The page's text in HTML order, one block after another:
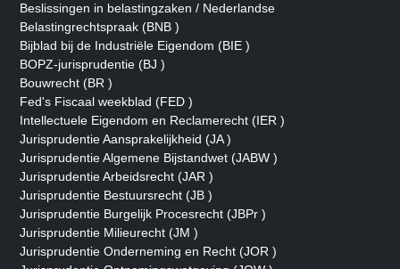
Beslissingen in belastingzaken / Nederlandse
Belastingrechtspraak (BNB )
Bijblad bij de Industriële Eigendom (BIE )
BOPZ-jurisprudentie (BJ )
Bouwrecht (BR )
Fed's Fiscaal weekblad (FED )
Intellectuele Eigendom en Reclamerecht (IER )
Jurisprudentie Aansprakelijkheid (JA )
Jurisprudentie Algemene Bijstandwet (JABW )
Jurisprudentie Arbeidsrecht (JAR )
Jurisprudentie Bestuursrecht (JB )
Jurisprudentie Burgelijk Procesrecht (JBPr )
Jurisprudentie Milieurecht (JM )
Jurisprudentie Onderneming en Recht (JOR )